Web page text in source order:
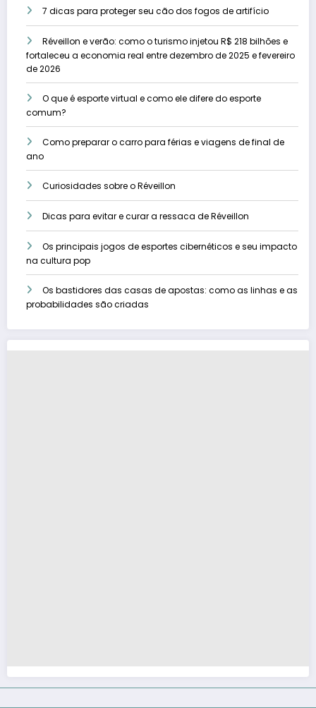
7 dicas para proteger seu cão dos fogos de artifício
Réveillon e verão: como o turismo injetou R$ 218 bilhões e
fortaleceu a economia real entre dezembro de 2025 e fevereiro
de 2026
O que é esporte virtual e como ele difere do esporte
comum?
Como preparar o carro para férias e viagens de final de
ano
Curiosidades sobre o Réveillon
Dicas para evitar e curar a ressaca de Réveillon
Os principais jogos de esportes cibernéticos e seu impacto
na cultura pop
Os bastidores das casas de apostas: como as linhas e as
probabilidades são criadas